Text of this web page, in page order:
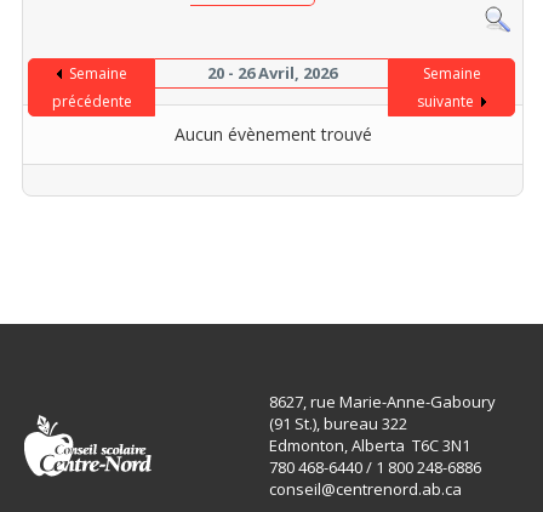
Semaine
précédente
20 - 26 Avril, 2026
Semaine
suivante
Aucun évènement trouvé
8627, rue Marie-Anne-Gaboury
(91 St.), bureau 322
Edmonton, Alberta T6C 3N1
780 468-6440 / 1 800 248-6886
conseil@centrenord.ab.ca